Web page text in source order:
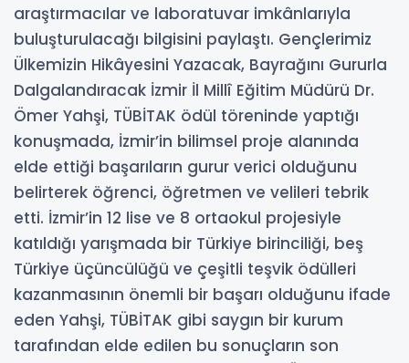
araştırmacılar ve laboratuvar imkânlarıyla
buluşturulacağı bilgisini paylaştı. Gençlerimiz
Ülkemizin Hikâyesini Yazacak, Bayrağını Gururla
Dalgalandıracak İzmir İl Millî Eğitim Müdürü Dr.
Ömer Yahşi, TÜBİTAK ödül töreninde yaptığı
konuşmada, İzmir’in bilimsel proje alanında
elde ettiği başarıların gurur verici olduğunu
belirterek öğrenci, öğretmen ve velileri tebrik
etti. İzmir’in 12 lise ve 8 ortaokul projesiyle
katıldığı yarışmada bir Türkiye birinciliği, beş
Türkiye üçüncülüğü ve çeşitli teşvik ödülleri
kazanmasının önemli bir başarı olduğunu ifade
eden Yahşi, TÜBİTAK gibi saygın bir kurum
tarafından elde edilen bu sonuçların son